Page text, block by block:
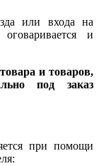
или входа на
и
и товаров,
под заказ
при помощи